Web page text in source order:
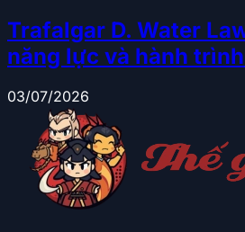
Trafalgar D. Water
năng lực và hành
03/07/2026